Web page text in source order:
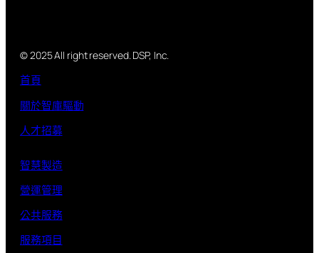
© 2025 All right reserved. DSP, Inc.
首頁
關於智庫驅動
人才招募
智慧製造
營運管理
公共服務
服務項目